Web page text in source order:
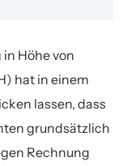
Höhe von
hat in einem
lassen, dass
grundsätzlich
Rechnung